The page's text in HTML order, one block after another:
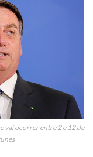
vai ocorrer entre 2 e 12 de